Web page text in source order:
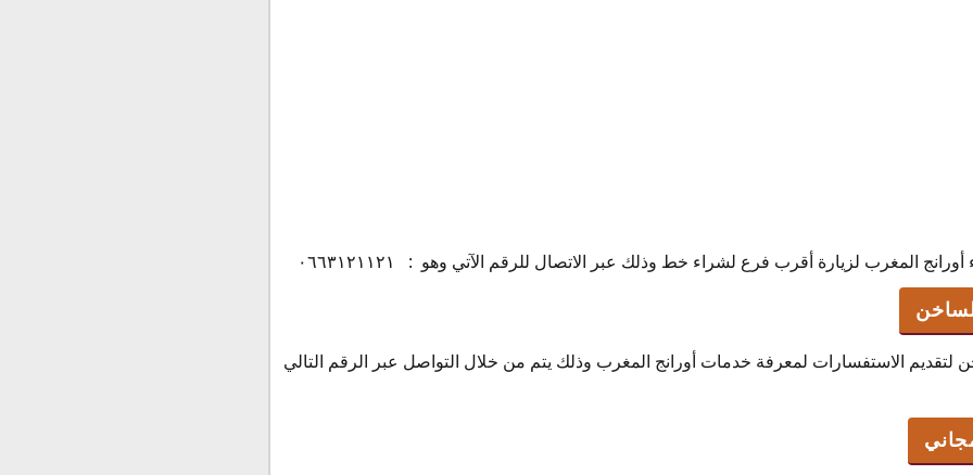
المغرب لزيارة أقرب فرع لشراء خط وذلك عبر الاتصال للرقم الآتي وهو : ٠٦٦٣١٢١١٢١
لتقديم الاستفسارات لمعرفة خدمات أورانج المغرب وذلك يتم من خلال التواصل عبر الرقم التالي